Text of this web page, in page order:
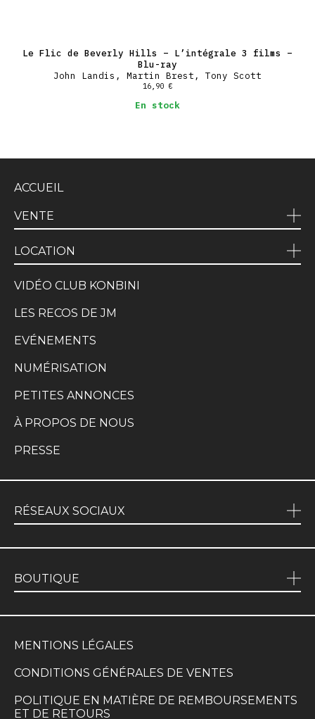
Le Flic de Beverly Hills – L’intégrale 3 films –
Blu-ray
John Landis, Martin Brest, Tony Scott
16,90 €
En stock
ACCUEIL
VENTE
LOCATION
VIDÉO CLUB KONBINI
LES RECOS DE JM
EVÉNEMENTS
NUMÉRISATION
PETITES ANNONCES
À PROPOS DE NOUS
PRESSE
RÉSEAUX SOCIAUX
BOUTIQUE
MENTIONS LÉGALES
CONDITIONS GÉNÉRALES DE VENTES
POLITIQUE EN MATIÈRE DE REMBOURSEMENTS
ET DE RETOURS